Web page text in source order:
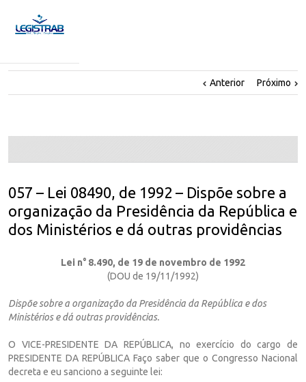
Anterior Próximo
057 – Lei 08490, de 1992 – Dispõe sobre a
organização da Presidência da República e
dos Ministérios e dá outras providências
Lei n° 8.490, de 19 de novembro de 1992
(DOU de 19/11/1992)
Dispõe sobre a organização da Presidência da República e dos
Ministérios e dá outras providências.
O VICE-PRESIDENTE DA REPÚBLICA, no exercício do cargo de
PRESIDENTE DA REPÚBLICA Faço saber que o Congresso Nacional
decreta e eu sanciono a seguinte lei: